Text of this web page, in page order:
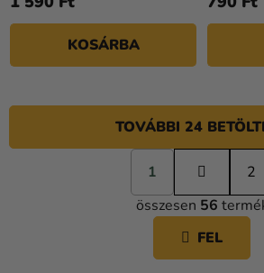
KOSÁRBA
L
I
S
T
TOVÁBBI 24
L
a
p
o
á
s
1
2
összesen 56
FEL